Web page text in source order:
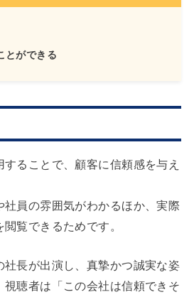
とができる
ることで、顧客に信頼感を与え
員の雰囲気がわかるほか、実際
覧できるためです。
社長が出演し、真摯かつ誠実な姿
聴者は「この会社は信頼できそ